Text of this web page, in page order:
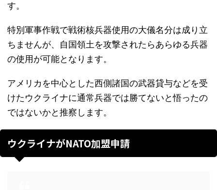
す。
特別軍事作戦で戦術核兵器使用の大儀名分は成り立
ちませんが、自国領土を攻撃されたらあらゆる兵器
の使用が可能となります。
アメリカを中心とした西側諸国の武器貸与などを受
けたウクライナに通常兵器では勝てないと悟ったの
ではないかと推察します。
ウクライナがNATO加盟申請